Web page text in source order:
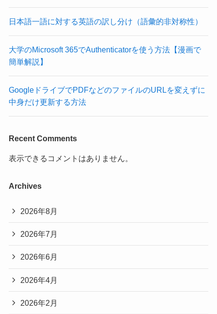
日本語一語に対する英語の訳し分け（語彙的非対称性）
大学のMicrosoft 365でAuthenticatorを使う方法【漫画で
簡単解説】
GoogleドライブでPDFなどのファイルのURLを変えずに
中身だけ更新する方法
Recent Comments
表示できるコメントはありません。
Archives
2026年8月
2026年7月
2026年6月
2026年4月
2026年2月